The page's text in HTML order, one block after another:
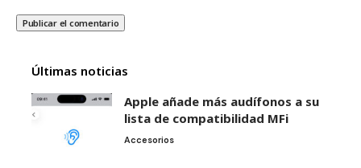
Últimas noticias
Apple añade más audífonos a su
lista de compatibilidad MFi
Accesorios